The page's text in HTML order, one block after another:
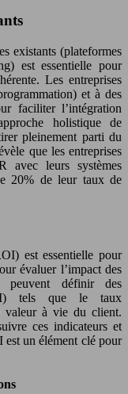
existants (plateformes
est essentielle pour
Les entreprises
et à des
faciliter l’intégration
holistique de
pleinement parti du
que les entreprises
avec leurs systèmes
20% de leur taux de
est essentielle pour
évaluer l’impact des
peuvent définir des
tels que le taux
valeur à vie du client.
ces indicateurs et
est un élément clé pour